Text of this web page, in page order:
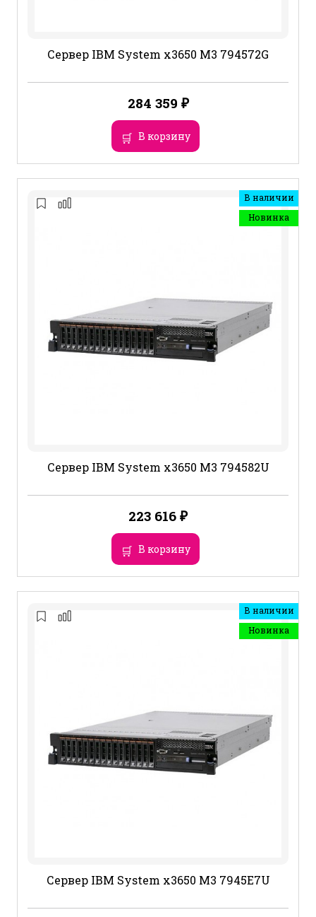
Сервер IBM System x3650 M3 794572G
284 359 ₽
В корзину
В наличии
Новинка
Сервер IBM System x3650 M3 794582U
223 616 ₽
В корзину
В наличии
Новинка
Сервер IBM System x3650 M3 7945E7U